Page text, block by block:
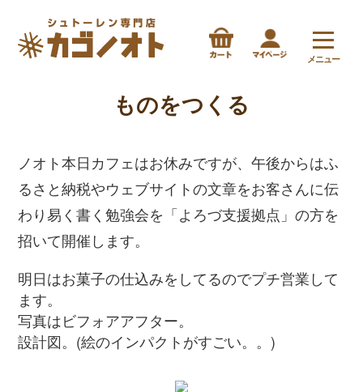
メニュー
ものをつくる
ノオト本日カフェはお休みですが、午後からはふ
るさと納税やウェブサイトの文章をお客さんに伝
わり易く書く勉強会を「よろづ支援拠点」の方を
招いて開催します。
明日はお菓子の仕込みをしてるのでプチ営業して
ます。
写真はビフォアアフター。
設計図。(絵のインパクトがすごい。。)